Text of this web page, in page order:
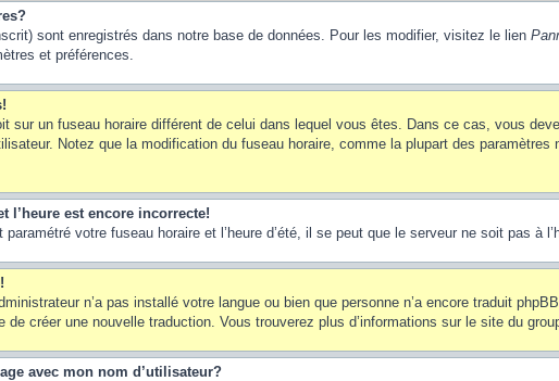
sont enregistrés dans notre base de données. Pour les modifier, visitez le lien
et préférences.
sur un fuseau horaire différent de celui dans lequel vous êtes. Dans ce cas, vous
Notez que la modification du fuseau horaire, comme la plupart des
l’heure est encore incorrecte!
votre fuseau horaire et l’heure d’été, il se peut que le serveur ne soit pas à
n’a pas installé votre langue ou bien que personne n’a encore traduit
de créer une nouvelle traduction. Vous trouverez plus d’informations sur le site du
avec mon nom d’utilisateur?